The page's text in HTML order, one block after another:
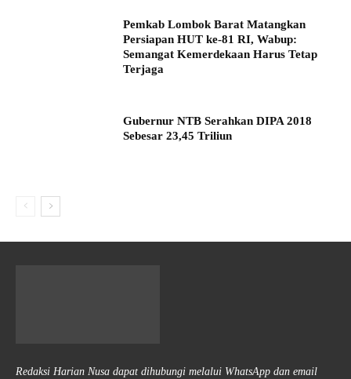
Pemkab Lombok Barat Matangkan
Persiapan HUT ke-81 RI, Wabup:
Semangat Kemerdekaan Harus Tetap
Terjaga
Gubernur NTB Serahkan DIPA 2018
Sebesar 23,45 Triliun
Redaksi Harian Nusa dapat dihubungi melalui WhatsApp dan email